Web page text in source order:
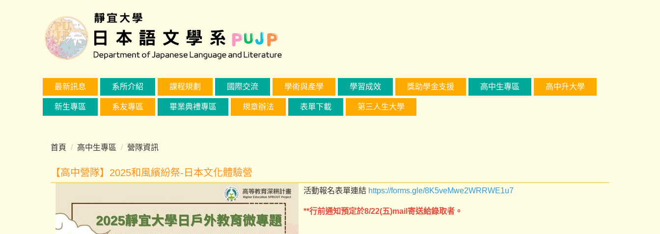
最新訊息
系所介紹 課程規劃 國際交流 學術與產學 學習成效 獎助學金支援 高中生專區 高中升大學
新生專區 系友專區 畢業典禮專區 規章辦法 表單下載 第三人生大學
首頁 高中生專區 營隊資訊
【高中營隊】2025和風繽紛祭-日本文化體驗營
活動報名表單連結 https://forms.gle/8K5veMwe2WRRWE1u7
**行前通知預定於8/22(五)mail寄送給錄取者。